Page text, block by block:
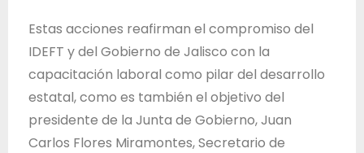
Estas acciones reafirman el compromiso del
IDEFT y del Gobierno de Jalisco con la
capacitación laboral como pilar del desarrollo
estatal, como es también el objetivo del
presidente de la Junta de Gobierno, Juan
Carlos Flores Miramontes, Secretario de